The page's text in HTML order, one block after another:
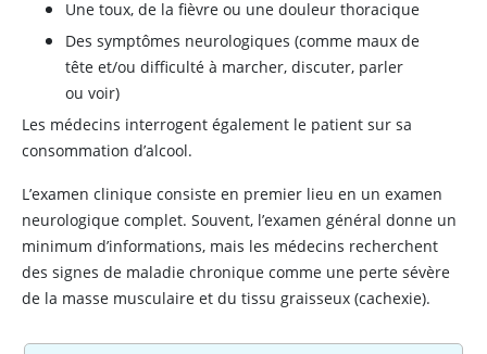
Une toux, de la fièvre ou une douleur thoracique
Des symptômes neurologiques (comme maux de
tête et/ou difficulté à marcher, discuter, parler
ou voir)
Les médecins interrogent également le patient sur sa
consommation d’alcool.
L’examen clinique consiste en premier lieu en un examen
neurologique complet. Souvent, l’examen général donne un
minimum d’informations, mais les médecins recherchent
des signes de maladie chronique comme une perte sévère
de la masse musculaire et du tissu graisseux (cachexie).